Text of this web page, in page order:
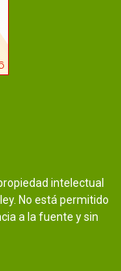
intelectual
No está permitido
a la fuente y sin